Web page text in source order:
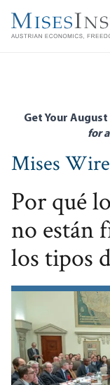
main
Get Your
for
Mises Wire
Por qué
no están
los tipos